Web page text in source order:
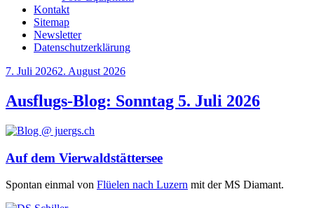
Kontakt
Sitemap
Newsletter
Datenschutzerklärung
Veröffentlicht
7. Juli 20262. August 2026
Ausflugs-Blog: Sonntag 5. Juli 2026
Auf dem Vierwaldstättersee
Spon­tan ein­mal von Flüelen nach Luzern mit der MS Diamant.